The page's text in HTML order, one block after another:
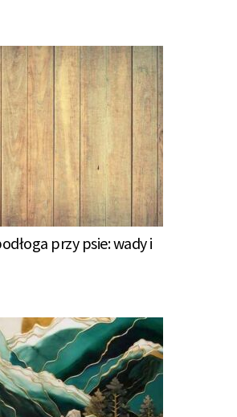
przy psie: wady i